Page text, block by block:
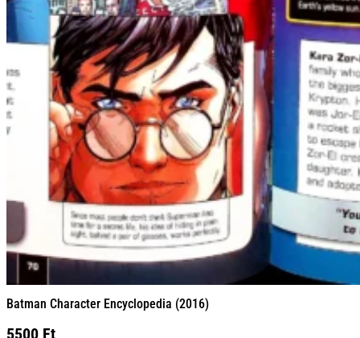
Batman Character Encyclopedia (2016)